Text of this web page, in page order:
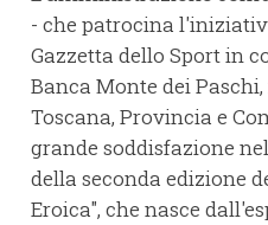
- che patrocina
Gazzetta dello Sport in
Banca Monte dei
Toscana, Provincia e
grande soddisfazione
della seconda edizione
Eroica", che nasce